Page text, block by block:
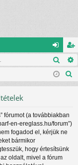
el
ép
eg
is
ió
fórumot (a továbbiakban
en-ereglass.hu/forum”)
fogadod el, kérjük ne
bármikor
hogy értesítsünk
oldalt, mivel a fórum